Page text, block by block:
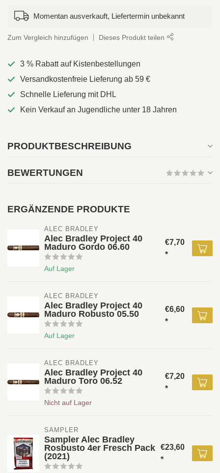
Momentan ausverkauft, Liefertermin unbekannt
Zum Vergleich hinzufügen Dieses Produkt teilen
3 % Rabatt auf Kistenbestellungen
Versandkostenfreie Lieferung ab 59 €
Schnelle Lieferung mit DHL
Kein Verkauf an Jugendliche unter 18 Jahren
PRODUKTBESCHREIBUNG
BEWERTUNGEN
ERGÄNZENDE PRODUKTE
ALEC BRADLEY
Alec Bradley Project 40
Maduro Gordo 06.60
Auf Lager
€7,70
*
ALEC BRADLEY
Alec Bradley Project 40
Maduro Robusto 05.50
Auf Lager
€6,60
*
ALEC BRADLEY
Alec Bradley Project 40
Maduro Toro 06.52
Nicht auf Lager
€7,20
*
SAMPLER
Sampler Alec Bradley
Rosbusto 4er Fresch Pack
(2021)
€23,60
*